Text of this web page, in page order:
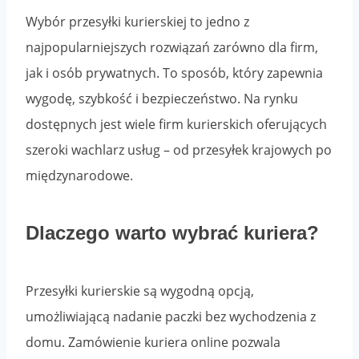
Wybór przesyłki kurierskiej to jedno z
najpopularniejszych rozwiązań zarówno dla firm,
jak i osób prywatnych. To sposób, który zapewnia
wygodę, szybkość i bezpieczeństwo. Na rynku
dostępnych jest wiele firm kurierskich oferujących
szeroki wachlarz usług – od przesyłek krajowych po
międzynarodowe.
Dlaczego warto wybrać kuriera?
Przesyłki kurierskie są wygodną opcją,
umożliwiającą nadanie paczki bez wychodzenia z
domu. Zamówienie kuriera online pozwala